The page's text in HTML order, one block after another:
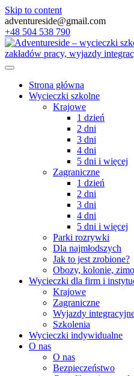
Skip to content
adventureside@gmail.com
+48 504 538 790
Strona główna
Wycieczki szkolne
Krajowe
1 dzień
2 dni
3 dni
4 dni
5 dni i więcej
Zagraniczne
1 dzień
2 dni
3 dni
4 dni
5 dni i więcej
Parki rozrywki
Dla najmłodszych
Jak to jest zrobione?
Obozy, kolonie,
Wycieczki dla firm i
Krajowe
Zagraniczne
Wyjazdy
Szkolenia
Wycieczki indywidualne
O nas
O nas
Bezpieczeństwo